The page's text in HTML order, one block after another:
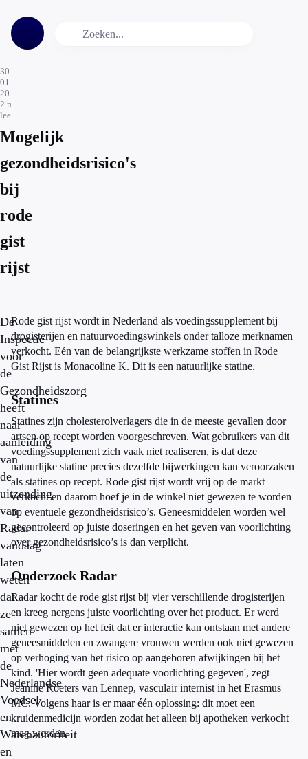
30-
01-
2017
2 min.
leestijd
Mogelijk
gezondheidsrisico's
bij
rode
gist
rijst
De
Inspectie
voor
de
Gezondheidszorg
heeft
naar
aanleiding
van
de
uitzending
van
Radar
vandaag
laten
weten
dat
ze
samen
met
de
Nederlandse
Voedsel
en
Warenautoriteit
en
Rode gist rijst wordt in Nederland als voedingssupplement bij
drogisterijen en natuurvoedingswinkels onder talloze merknamen
verkocht. Eén van de belangrijkste werkzame stoffen in Rode
Gist Rijst is Monacoline K. Dit is een natuurlijke statine.
Statines
Statines zijn cholesterolverlagers die in de meeste gevallen door
artsen op recept worden voorgeschreven. Wat gebruikers van dit
voedingssupplement zich vaak niet realiseren, is dat deze
natuurlijke statine precies dezelfde bijwerkingen kan veroorzaken
als statines op recept. Rode gist rijst wordt vrij op de markt
verkocht en daarom hoef je in de winkel niet gewezen te worden
op eventuele gezondheidsrisico’s. Geneesmiddelen worden wel
gecontroleerd op juiste doseringen en het geven van voorlichting
over gezondheidsrisico’s is dan verplicht.
Onderzoek Radar
Radar kocht de rode gist rijst bij vier verschillende drogisterijen
en kreeg nergens juiste voorlichting over het product. Er werd
niet gewezen op het feit dat er interactie kan ontstaan met andere
geneesmiddelen en zwangere vrouwen werden ook niet gewezen
op verhoging van het risico op aangeboren afwijkingen bij het
kind. 'Hier wordt geen adequate voorlichting gegeven', zegt
Jeanine Roeters van Lennep, vasculair internist in het Erasmus
MC. Volgens haar is er maar één oplossing: dit moet een
kruidenmedicijn worden zodat het alleen bij apotheken verkocht
mag worden.